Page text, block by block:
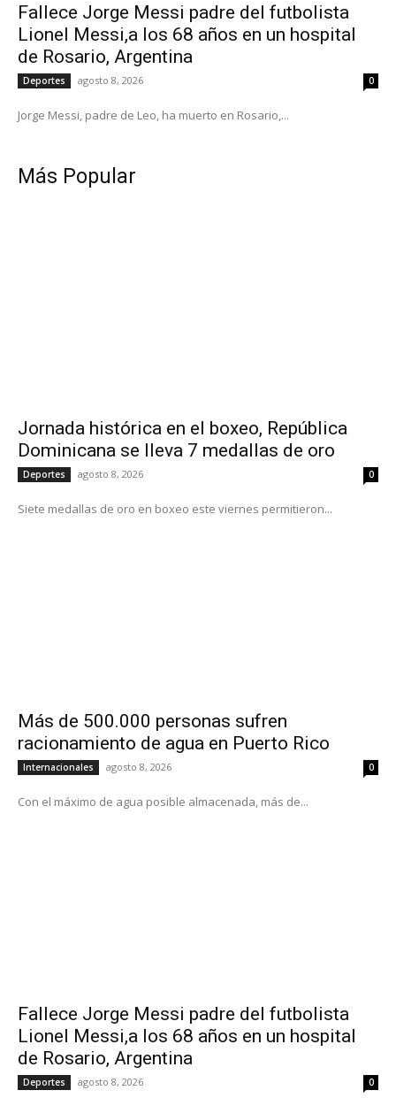
Fallece Jorge Messi padre del futbolista
Lionel Messi,a los 68 años en un hospital
de Rosario, Argentina
Deportes agosto 8, 2026 0
Jorge Messi, padre de Leo, ha muerto en Rosario,...
Más Popular
Jornada histórica en el boxeo, República
Dominicana se lleva 7 medallas de oro
Deportes agosto 8, 2026 0
Siete medallas de oro en boxeo este viernes permitieron...
Más de 500.000 personas sufren
racionamiento de agua en Puerto Rico
Internacionales agosto 8, 2026 0
Con el máximo de agua posible almacenada, más de...
Fallece Jorge Messi padre del futbolista
Lionel Messi,a los 68 años en un hospital
de Rosario, Argentina
Deportes agosto 8, 2026 0